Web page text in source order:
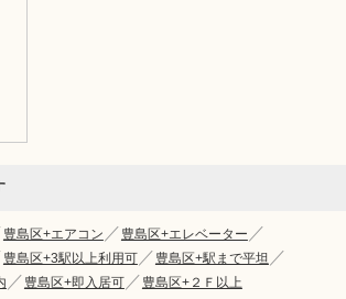
豊島区+エアコン
豊島区+エレベーター
豊島区+3駅以上利用可
豊島区+駅まで平坦
豊島区+即入居可 豊島区+２Ｆ以上